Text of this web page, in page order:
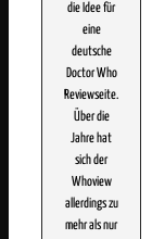
die Idee für
eine
deutsche
Doctor Who
Reviewseite.
Über die
Jahre hat
sich der
Whoview
allerdings zu
mehr als nur